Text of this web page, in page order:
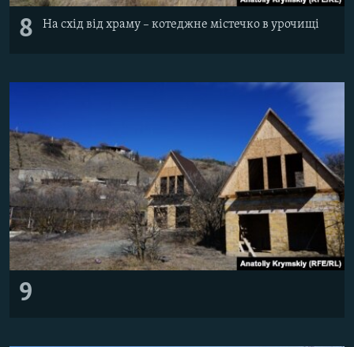
8 На схід від храму – котеджне містечко в урочищі
9